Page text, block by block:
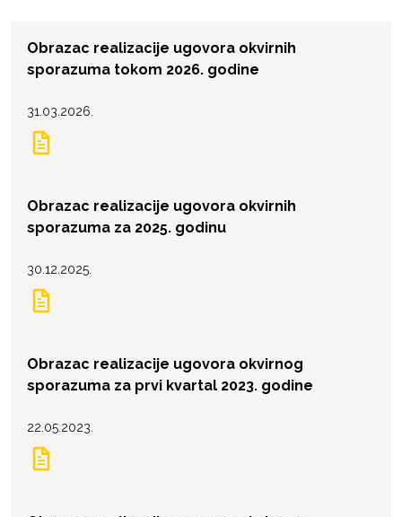
Obrazac realizacije ugovora okvirnih
sporazuma tokom 2026. godine
31.03.2026.
Obrazac realizacije ugovora okvirnih
sporazuma za 2025. godinu
30.12.2025.
Obrazac realizacije ugovora okvirnog
sporazuma za prvi kvartal 2023. godine
22.05.2023.